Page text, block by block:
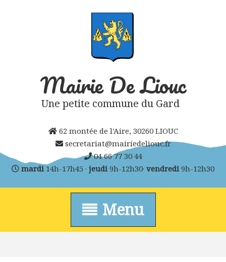
Mairie De Liouc
Une petite commune du Gard
62 montée de l'Aire, 30260 LIOUC
secretariat@mairiedeliouc.fr
04 66 77 30 44
mardi14h-17h45 · jeudi9h-12h30· vendredi9h-12h30